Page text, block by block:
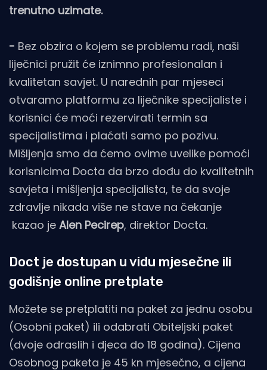
trenutno uzimate.
- Bez obzira o kojem se problemu radi, naši
liječnici pružit će iznimno profesionalan i
kvalitetan savjet. U narednih par mjeseci
otvaramo platformu za liječnike specijaliste i
korisnici će moći rezervirati termin sa
specijalistima i plaćati samo po pozivu.
Mišljenja smo da ćemo ovime uvelike pomoći
korisnicima Docta da brzo dođu do kvalitetnih
savjeta i mišljenja specijalista, te da svoje
zdravlje nikada više ne stave na čekanje
kazao je Alen Pecirep, direktor Docta.
Doct je dostupan u vidu mjesečne ili
godišnje online pretplate
Možete se pretplatiti na paket za jednu osobu
(Osobni paket) ili odabrati Obiteljski paket
(dvoje odraslih i djeca do 18 godina). Cijena
Osobnog paketa je 45 kn mjesečno, a cijena